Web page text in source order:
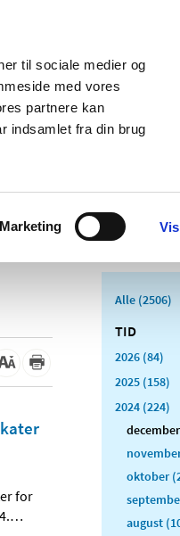
til sociale medier og
med vores
partnere kan
indsamlet fra din brug
Marketing
Udgivelser
Medicinsk
for
…
Alle (2506)
TID
2026 (84)
2025 (158)
2024 (224)
oktober
august